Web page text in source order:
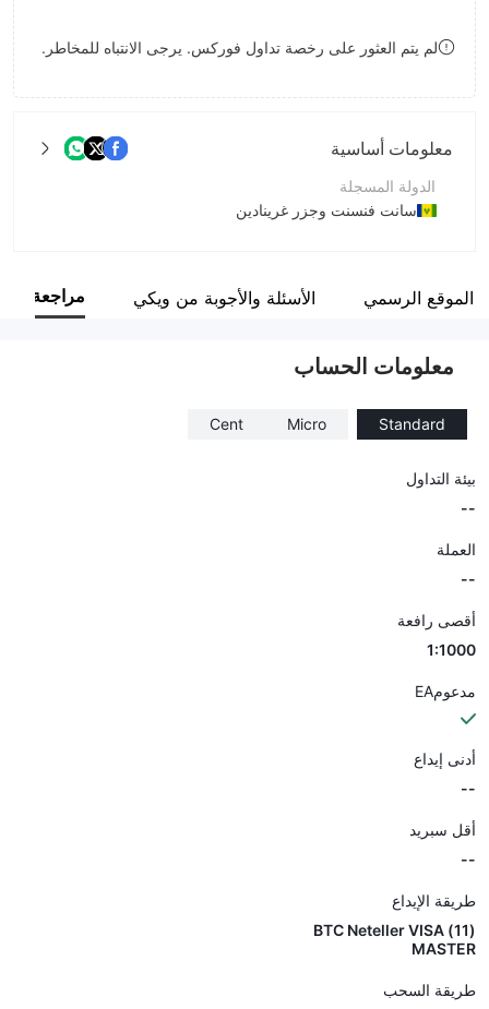
8
لم يتم العثور على رخصة تداول فوركس. يرجى الانتباه للمخاطر.
معلومات أساسية
الدولة المسجلة
سانت فنسنت وجزر غرينادين
اسم الشركة
الموقع الرسمي الأسئلة والأجوبة من ويكي مراجعة
معلومات الحساب
Standard
Micro
Cent
بيئة التداول
--
العملة
--
أقصى رافعة
1:1000
مدعومEA
أدنى إيداع
--
أقل سبريد
--
طريقة الإيداع
(11) BTC Neteller VISA
MASTER
طريقة السحب